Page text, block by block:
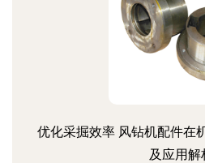
优化采掘效率 风钻机配件在
及应用解